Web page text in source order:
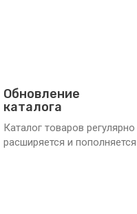
Обновление
каталога
Каталог товаров регулярно
расширяется и пополняется